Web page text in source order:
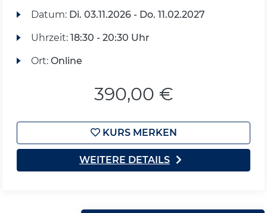
Datum: Di. 03.11.2026 - Do. 11.02.2027
Uhrzeit: 18:30 - 20:30 Uhr
Ort: Online
390,00 €
KURS MERKEN
WEITERE DETAILS